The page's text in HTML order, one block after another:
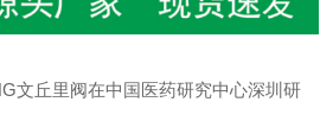
文丘里阀在中国医药研究中心深圳研